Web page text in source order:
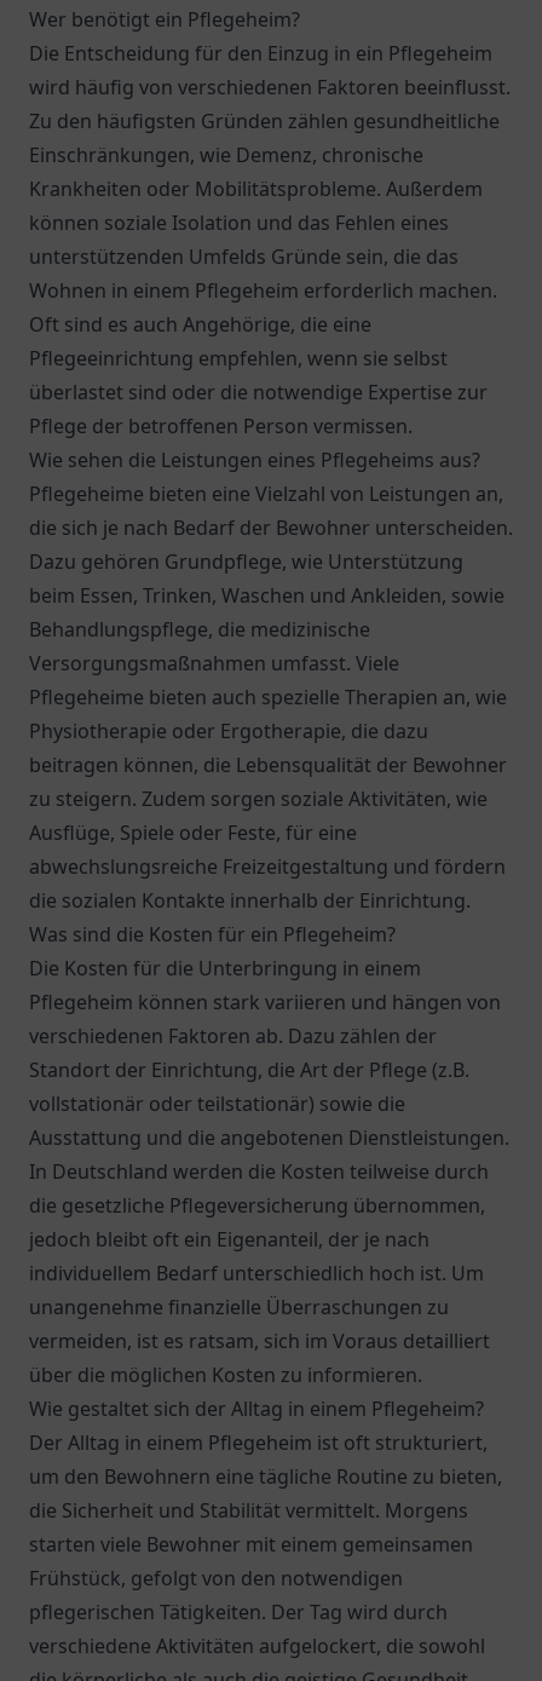
Wer benötigt ein Pflegeheim?
Die Entscheidung für den Einzug in ein Pflegeheim
wird häufig von verschiedenen Faktoren beeinflusst.
Zu den häufigsten Gründen zählen gesundheitliche
Einschränkungen, wie Demenz, chronische
Krankheiten oder Mobilitätsprobleme. Außerdem
können soziale Isolation und das Fehlen eines
unterstützenden Umfelds Gründe sein, die das
Wohnen in einem Pflegeheim erforderlich machen.
Oft sind es auch Angehörige, die eine
Pflegeeinrichtung empfehlen, wenn sie selbst
überlastet sind oder die notwendige Expertise zur
Pflege der betroffenen Person vermissen.
Wie sehen die Leistungen eines Pflegeheims aus?
Pflegeheime bieten eine Vielzahl von Leistungen an,
die sich je nach Bedarf der Bewohner unterscheiden.
Dazu gehören Grundpflege, wie Unterstützung
beim Essen, Trinken, Waschen und Ankleiden, sowie
Behandlungspflege, die medizinische
Versorgungsmaßnahmen umfasst. Viele
Pflegeheime bieten auch spezielle Therapien an, wie
Physiotherapie oder Ergotherapie, die dazu
beitragen können, die Lebensqualität der Bewohner
zu steigern. Zudem sorgen soziale Aktivitäten, wie
Ausflüge, Spiele oder Feste, für eine
abwechslungsreiche Freizeitgestaltung und fördern
die sozialen Kontakte innerhalb der Einrichtung.
Was sind die Kosten für ein Pflegeheim?
Die Kosten für die Unterbringung in einem
Pflegeheim können stark variieren und hängen von
verschiedenen Faktoren ab. Dazu zählen der
Standort der Einrichtung, die Art der Pflege (z.B.
vollstationär oder teilstationär) sowie die
Ausstattung und die angebotenen Dienstleistungen.
In Deutschland werden die Kosten teilweise durch
die gesetzliche Pflegeversicherung übernommen,
jedoch bleibt oft ein Eigenanteil, der je nach
individuellem Bedarf unterschiedlich hoch ist. Um
unangenehme finanzielle Überraschungen zu
vermeiden, ist es ratsam, sich im Voraus detailliert
über die möglichen Kosten zu informieren.
Wie gestaltet sich der Alltag in einem Pflegeheim?
Der Alltag in einem Pflegeheim ist oft strukturiert,
um den Bewohnern eine tägliche Routine zu bieten,
die Sicherheit und Stabilität vermittelt. Morgens
starten viele Bewohner mit einem gemeinsamen
Frühstück, gefolgt von den notwendigen
pflegerischen Tätigkeiten. Der Tag wird durch
verschiedene Aktivitäten aufgelockert, die sowohl